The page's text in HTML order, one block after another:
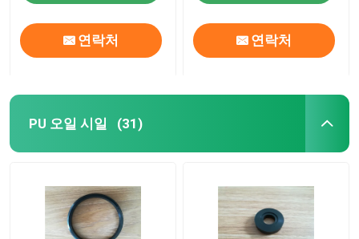
연락처 연락처
PU 오일 시일 (31)